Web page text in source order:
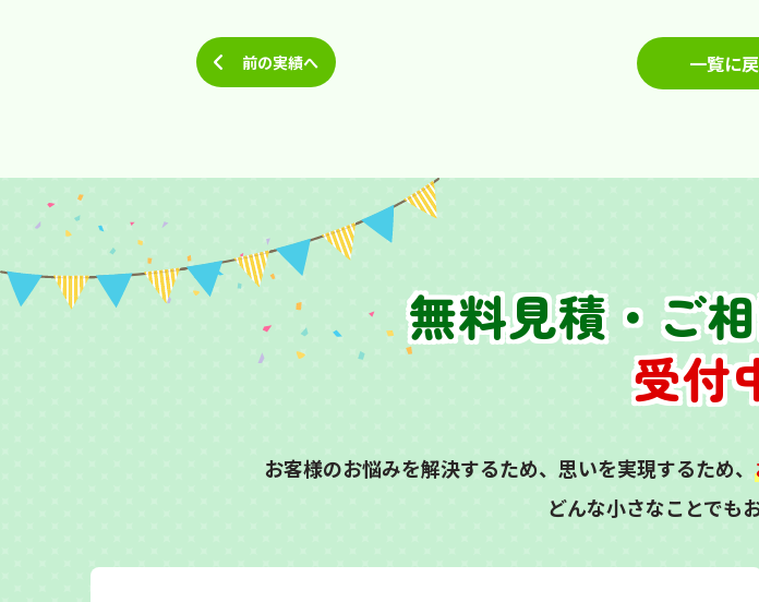
前の実績へ 一覧に
無料見積・ご
受付
お客様のお悩みを解決するため、思いを実現するため、
どんな小さなことでも